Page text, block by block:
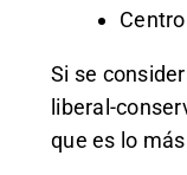
Si se
liberal-
que es lo